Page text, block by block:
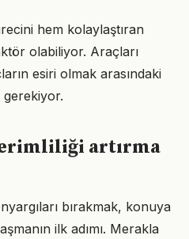
hem kolaylaştıran
olabiliyor. Araçları
esiri olmak arasındaki
artırma
bırakmak, konuya
ilk adımı. Merakla